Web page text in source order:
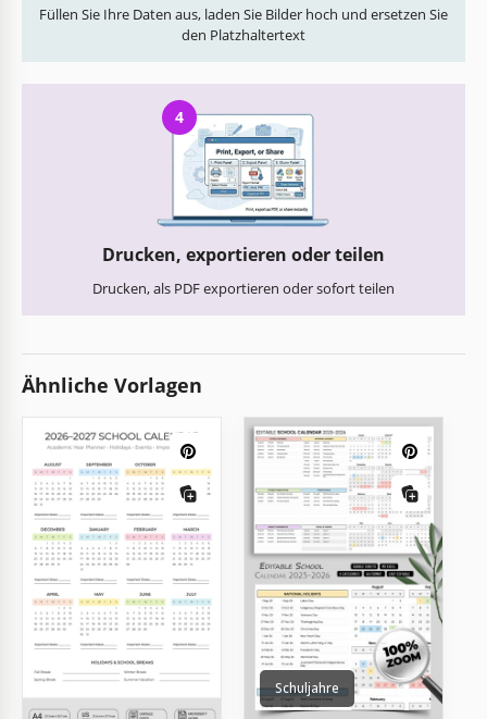
Füllen Sie Ihre Daten aus, laden Sie Bilder hoch und ersetzen Sie
den Platzhaltertext
4
Drucken, exportieren oder teilen
Drucken, als PDF exportieren oder sofort teilen
Ähnliche Vorlagen
Schuljahre